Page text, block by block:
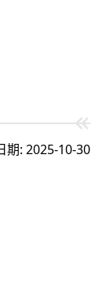
期: 2025-10-30